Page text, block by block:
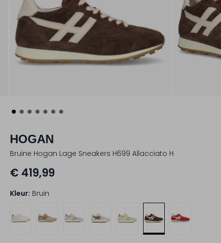
HOGAN
Bruine Hogan Lage Sneakers H699 Allacciato H
€ 419,99
Kleur: Bruin